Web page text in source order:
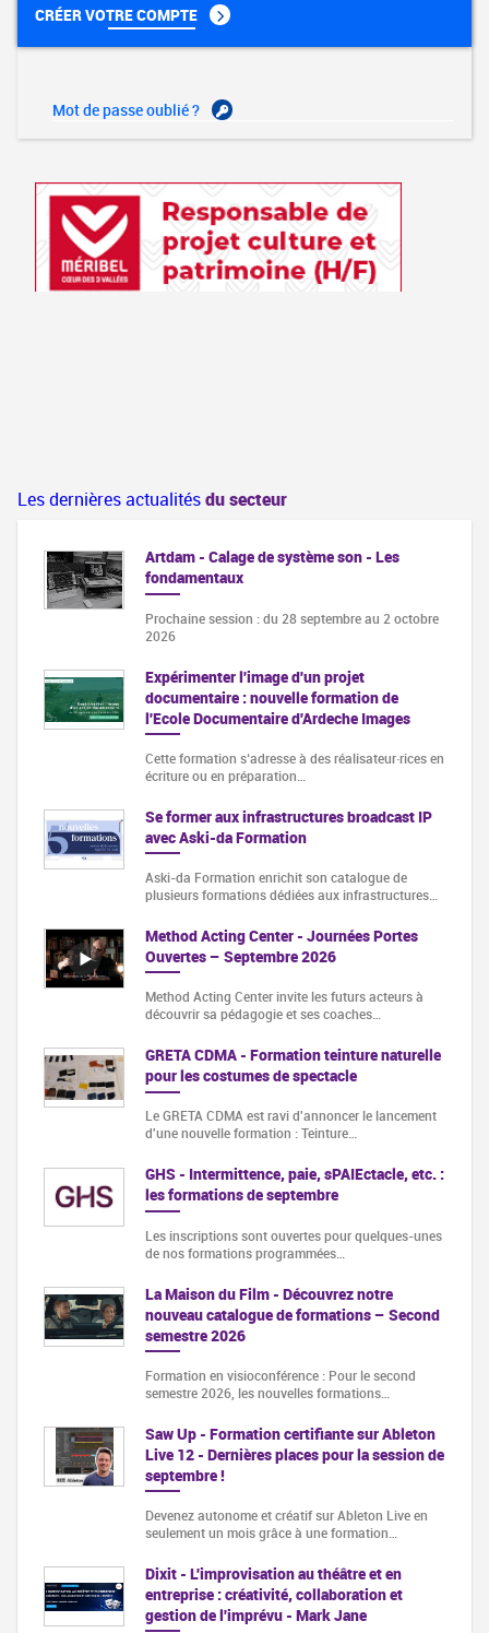
CRÉER VOTRE COMPTE
Mot de passe oublié ?
Les dernières actualitésdu secteur
Artdam - Calage de système son - Les
fondamentaux
Prochaine session : du 28 septembre au 2 octobre
2026
Expérimenter l'image d'un projet
documentaire : nouvelle formation de
l'Ecole Documentaire d'Ardeche Images
Cette formation s‘adresse à des réalisateur·rices en
écriture ou en préparation…
Se former aux infrastructures broadcast IP
avec Aski-da Formation
Aski-da Formation enrichit son catalogue de
plusieurs formations dédiées aux infrastructures…
Method Acting Center - Journées Portes
Ouvertes – Septembre 2026
Method Acting Center invite les futurs acteurs à
découvrir sa pédagogie et ses coaches…
GRETA CDMA - Formation teinture naturelle
pour les costumes de spectacle
Le GRETA CDMA est ravi d'annoncer le lancement
d'une nouvelle formation : Teinture…
GHS - Intermittence, paie, sPAIEctacle, etc. :
les formations de septembre
Les inscriptions sont ouvertes pour quelques-unes
de nos formations programmées…
La Maison du Film - Découvrez notre
nouveau catalogue de formations – Second
semestre 2026
Formation en visioconférence : Pour le second
semestre 2026, les nouvelles formations…
Saw Up - Formation certifiante sur Ableton
Live 12 - Dernières places pour la session de
septembre !
Devenez autonome et créatif sur Ableton Live en
seulement un mois grâce à une formation…
Dixit - L'improvisation au théâtre et en
entreprise : créativité, collaboration et
gestion de l'imprévu - Mark Jane